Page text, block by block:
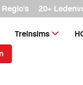
Regio's 20+
Treinsims